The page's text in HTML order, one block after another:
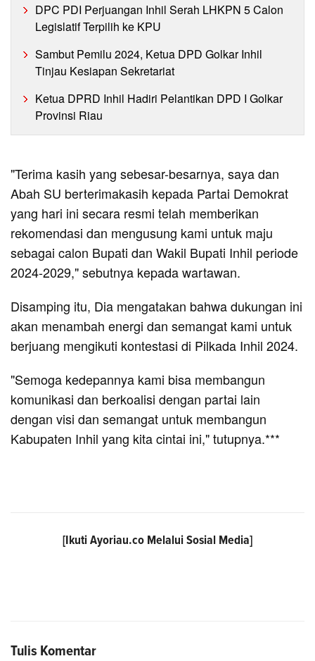
DPC PDI Perjuangan Inhil Serah LHKPN 5 Calon
Legislatif Terpilih ke KPU
Sambut Pemilu 2024, Ketua DPD Golkar Inhil
Tinjau Kesiapan Sekretariat
Ketua DPRD Inhil Hadiri Pelantikan DPD I Golkar
Provinsi Riau
"Terima kasih yang sebesar-besarnya, saya dan
Abah SU berterimakasih kepada Partai Demokrat
yang hari ini secara resmi telah memberikan
rekomendasi dan mengusung kami untuk maju
sebagai calon Bupati dan Wakil Bupati Inhil periode
2024-2029," sebutnya kepada wartawan.
Disamping itu, Dia mengatakan bahwa dukungan ini
akan menambah energi dan semangat kami untuk
berjuang mengikuti kontestasi di Pilkada Inhil 2024.
"Semoga kedepannya kami bisa membangun
komunikasi dan berkoalisi dengan partai lain
dengan visi dan semangat untuk membangun
Kabupaten Inhil yang kita cintai ini," tutupnya.***
[Ikuti Ayoriau.co Melalui Sosial Media]
Tulis Komentar